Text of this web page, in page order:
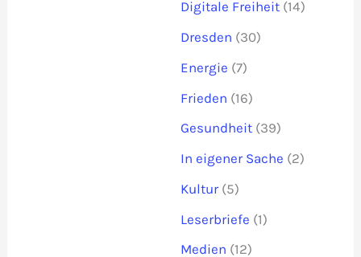
Digitale Freiheit (14)
Dresden (30)
Energie (7)
Frieden (16)
Gesundheit (39)
In eigener Sache (2)
Kultur (5)
Leserbriefe (1)
Medien (12)